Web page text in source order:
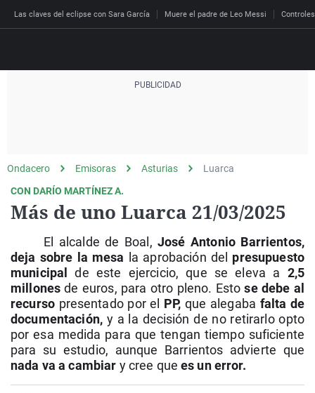
Las claves del eclipse con Sara García Muere el padre de Leo Messi
Julia en la onda
Radioestadio
Radioestadio noche
El colegio invisible
La rosa de los vientos
Gente viajera
Expedientes del más
Invisibles
Prohibido morirse
Esto no ha pasado
Caso
Retornados
Baleares
Cataluña
Comunidad de Madrid
Comunitat Valenciana
Extremadura
Galicia
Economía
Deportes
Tenis
El tiempo
Más noticias
Salud
Ciencia y Tecnología
Gastronomía
Medio ambiente
Virales
Televisión
Ondacero Emisoras Asturias
Luarca
CON DARÍO MARTÍNEZ A.
Más de uno Luarca 21/03/2025
El alcalde de Boal,José Antonio Barrientos,
deja sobre la mesa la aprobación del presupuesto
municipal
de este ejercicio, que se eleva a 2,5
millones de euros, para otro pleno. Estose debe al
recurso presentado por el PP, que alegaba falta de
documentación, y a la decisión de no retirarlo opto
por esa medida para que tengan tiempo suficiente
para su estudio, aunque Barrientos advierte que
nada va a cambiar y cree quees un error.